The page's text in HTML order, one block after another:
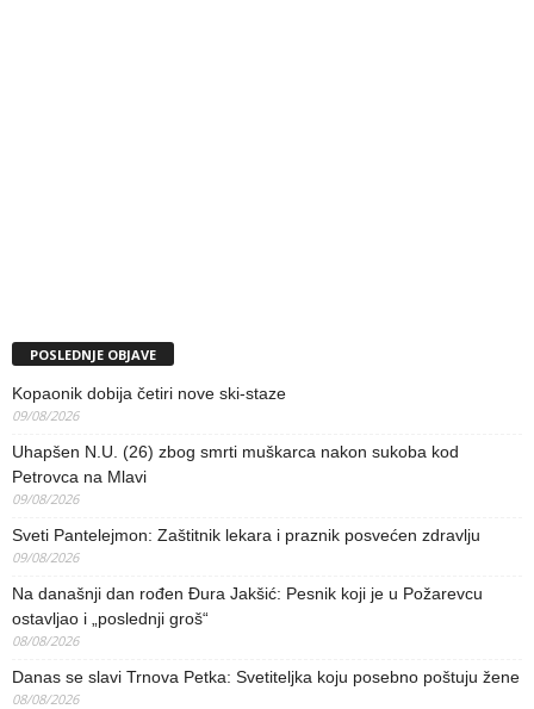
POSLEDNJE OBJAVE
Kopaonik dobija četiri nove ski-staze
09/08/2026
Uhapšen N.U. (26) zbog smrti muškarca nakon sukoba kod
Petrovca na Mlavi
09/08/2026
Sveti Pantelejmon: Zaštitnik lekara i praznik posvećen zdravlju
09/08/2026
Na današnji dan rođen Đura Jakšić: Pesnik koji je u Požarevcu
ostavljao i „poslednji groš“
08/08/2026
Danas se slavi Trnova Petka: Svetiteljka koju posebno poštuju žene
08/08/2026